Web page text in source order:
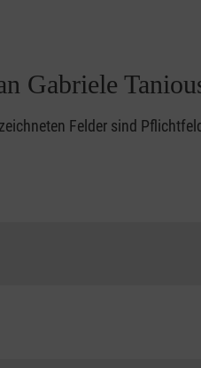
Gabriele
Felder sind